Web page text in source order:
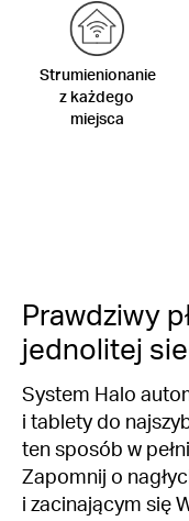
Strumienionanie
z każdego
miejsca
Prawdziwy
jednolitej
System Halo
i tablety do
ten sposób w
Zapomnij o
i zacinającym się